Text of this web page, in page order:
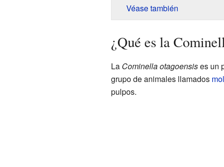
Véase también
¿Qué es la
La Cominella otagoensises un
grupo de animales llamados
pulpos.